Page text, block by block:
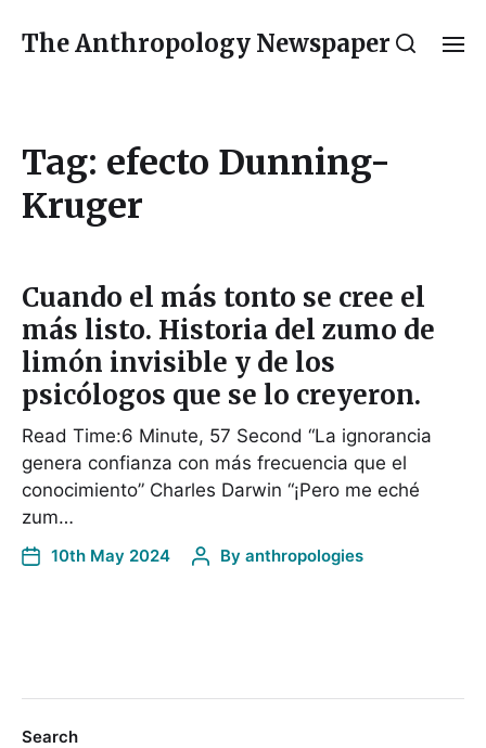
The Anthropology Newspaper
Tag: efecto Dunning-
Kruger
Cuando el más tonto se cree el
más listo. Historia del zumo de
limón invisible y de los
psicólogos que se lo creyeron.
Read Time:6 Minute, 57 Second “La ignorancia
genera confianza con más frecuencia que el
conocimiento” Charles Darwin “¡Pero me eché
zum…
10th May 2024 By anthropologies
Search